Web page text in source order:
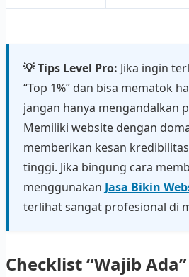
💡 Tips Level Pro: Jika ingin
“Top 1%” dan bisa mematok
jangan hanya mengandalkan
Memiliki website dengan
memberikan kesan
tinggi. Jika bingung cara
menggunakan Jasa Bikin
terlihat sangat profesional di
Checklist “Wajib